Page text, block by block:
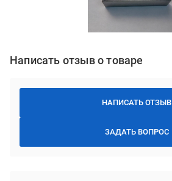
Написать отзыв о товаре
НАПИСАТЬ ОТЗЫВ
ЗАДАТЬ ВОПРОС